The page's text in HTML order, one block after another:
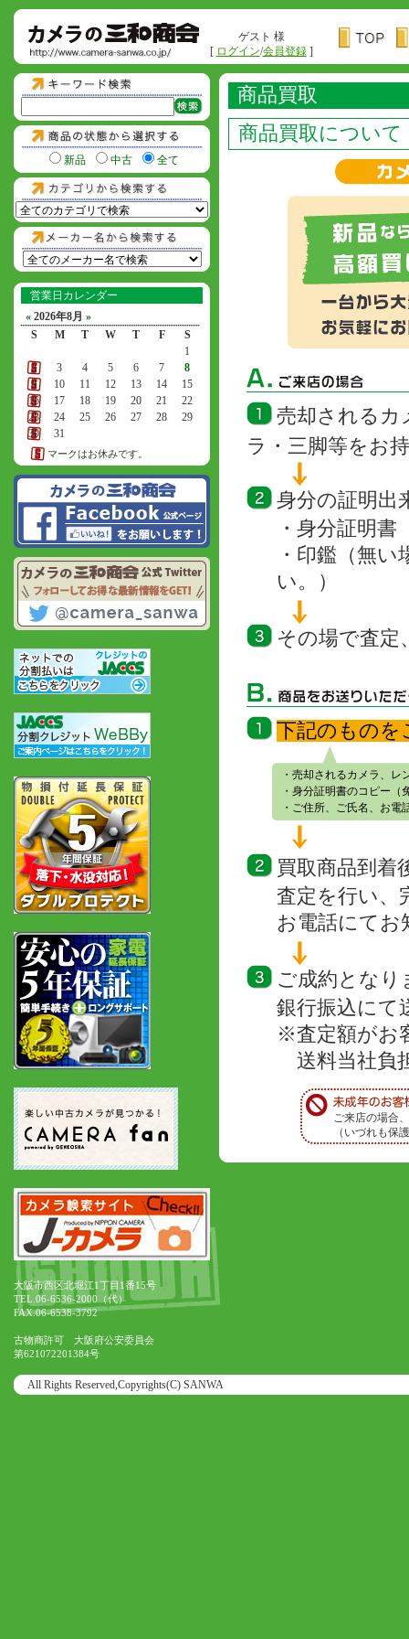
ゲスト 様
[ ログイン/会員登録]
新品 中古 全て
営業日カレンダー
« 2026年8月 »
S
M T W T F
S
1
2
3 4 5 6 7
8
9
10 11 12 13 14
15
16
17 18 19 20 21
22
23
24 25 26 27 28
29
30
31
マークはお休みです。
商品買取
商品買取について
売却されるカ
ラ・三脚等をお
身分の証明出
・身分証明
・印鑑（無
い。）
その場で査定
下記のものを
・売却されるカメラ、
・身分証明書のコピー
・ご住所、ご氏名、お
買取商品到着
査定を行い、
お電話にてお
ご成約となり
銀行振込にて
※査定額がお
送料当社負
ご来店の場合
（いづれも保
大阪市西区北堀江1丁目1番15号
TEL.06-6536-2000（代）
FAX.06-6538-3792
古物商許可 大阪府公安委員会
第621072201384号
All Rights Reserved,Copyrights(C) SANWA